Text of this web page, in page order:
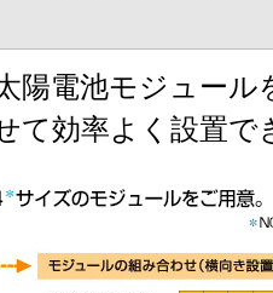
陽電池モジュール
て効率よく設置で